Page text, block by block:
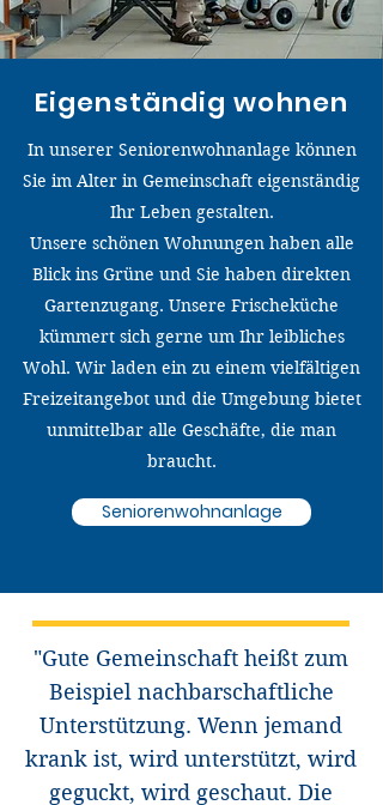
Eigenständig wohnen
In unserer Seniorenwohnanlage können
Sie im Alter in Gemeinschaft eigenständig
Ihr Leben gestalten.
Unsere schönen Wohnungen haben alle
Blick ins Grüne und Sie haben direkten
Gartenzugang. Unsere Frischeküche
kümmert sich gerne um Ihr leibliches
Wohl. Wir laden ein zu einem vielfältigen
Freizeitangebot und die Umgebung bietet
unmittelbar alle Geschäfte, die man
braucht.
Seniorenwohnanlage
"Gute Gemeinschaft heißt zum
Beispiel nachbarschaftliche
Unterstützung. Wenn jemand
krank ist, wird unterstützt, wird
geguckt, wird geschaut. Die